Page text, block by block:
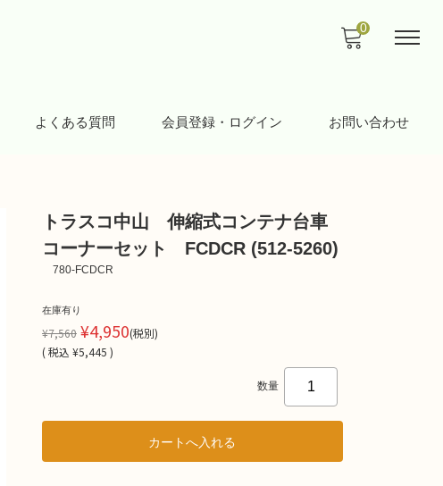
よくある質問 会員登録・ログイン お問い合わせ
0
トラスコ中山 伸縮式コンテナ台車
コーナーセット FCDCR (512-5260)
780-FCDCR
在庫有り
¥7,560¥4,950(税別)
(税込 ¥5,445 )
数量